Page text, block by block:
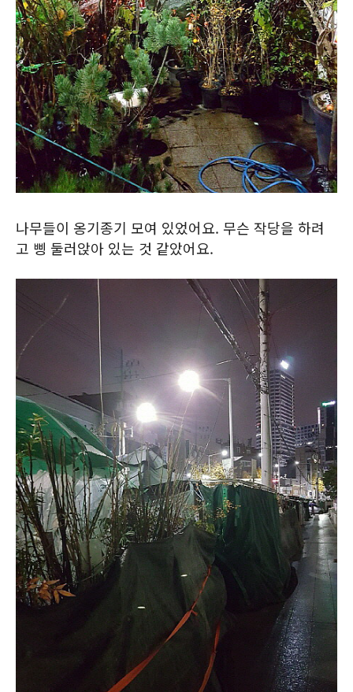
나무들이 옹기종기 모여 있었어요. 무슨 작당을 하려
고 삥 둘러앉아 있는 것 같았어요.